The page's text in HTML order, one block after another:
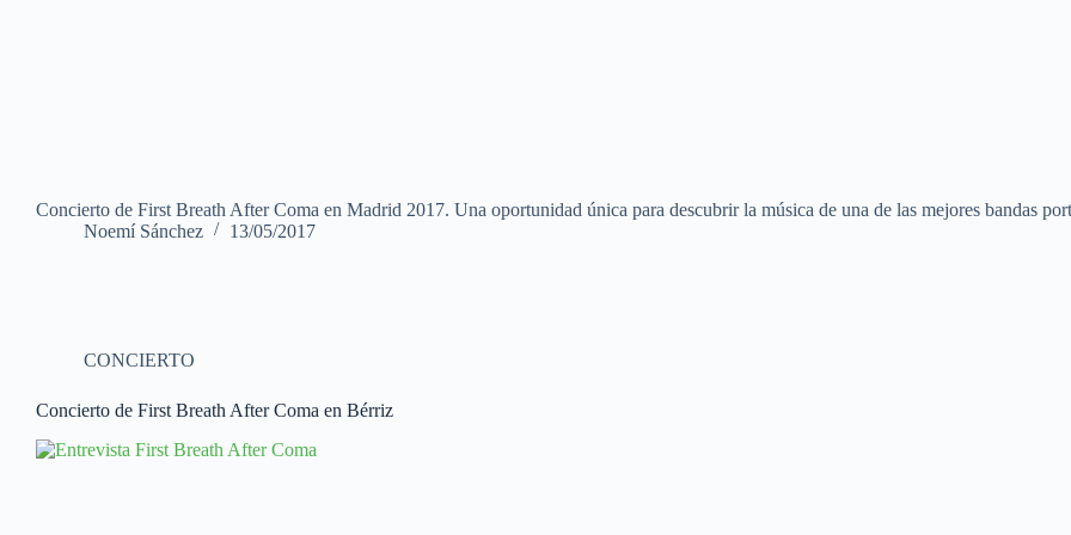
Concierto de First Breath After Coma en Madrid 2017. Una oportunidad única para descubrir la música de una de las mejores bandas
Noemí Sánchez
13/05/2017
CONCIERTO
Concierto de First Breath After Coma en Bérriz